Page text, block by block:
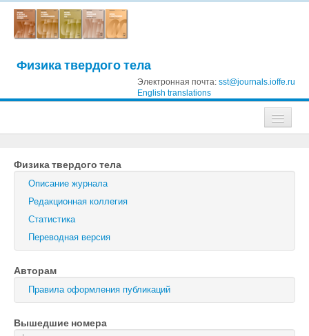
Физика твердого тела
Электронная почта: sst@journals.ioffe.ru
English translations
Журнал технической физики
Письма в Журнал технической физики
Физика твердого тела
Физика и техника полупроводников
Оптика и спектроскопия
Поиск
Войти
Физика твердого тела
Описание журнала
Редакционная коллегия
Статистика
Переводная версия
Авторам
Правила оформления публикаций
Вышедшие номера